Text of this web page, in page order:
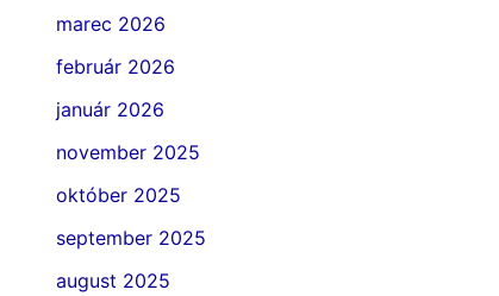
marec 2026
február 2026
január 2026
november 2025
október 2025
september 2025
august 2025